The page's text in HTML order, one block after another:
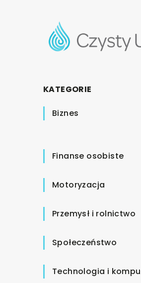
KATEGORIE
Biznes
Finanse osobiste
Motoryzacja
Przemysł i rolnictwo
Społeczeństwo
Technologia i